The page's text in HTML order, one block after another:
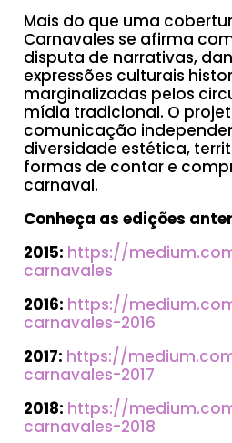
Mais do que uma
Carnavales se afirma
disputa de narrativas,
expressões culturais
marginalizadas pelos
mídia tradicional. O
comunicação
diversidade estética,
formas de contar e
carnaval.
Conheça as edições
2015: https://
carnavales
2016: https://
carnavales-2016
2017: https://
carnavales-2017
2018: https://
carnavales-2018